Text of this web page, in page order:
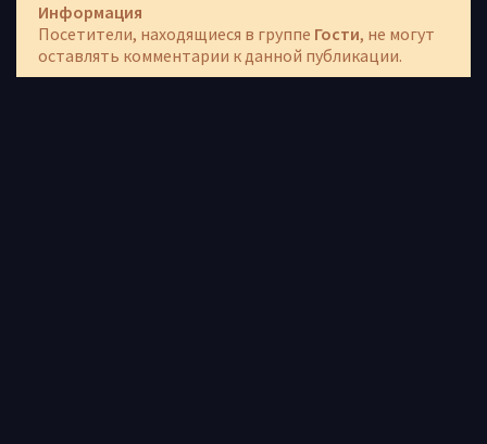
Информация
Посетители, находящиеся в группе Гости, не могут
оставлять комментарии к данной публикации.